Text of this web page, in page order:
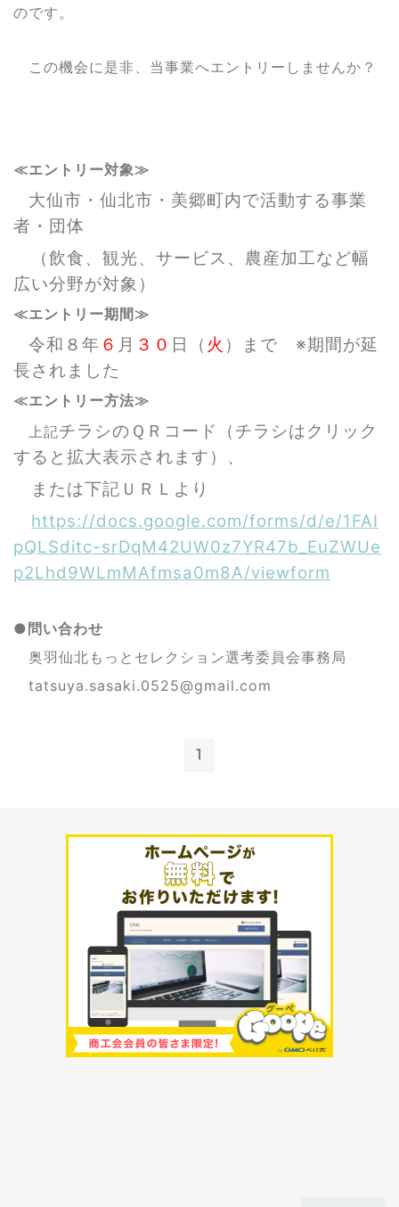
のです。
この機会に是非、当事業へエントリーしませんか？
≪エントリー対象≫
大仙市・仙北市・美郷町内で活動する事業
者・団体
（飲食、観光、サービス、農産加工など幅
広い分野が対象）
≪エントリー期間≫
令和８年 ６ 月 ３０ 日（ 火 ）まで ※期間が延
長されました
≪エントリー方法≫
上記チラシのＱＲコード（チラシはクリック
すると拡大表示されます）、
または下記ＵＲＬより
https://docs.google.com/forms/d/e/1FAI
pQLSditc-srDqM42UW0z7YR47b_EuZWUe
p2Lhd9WLmMAfmsa0m8A/viewform
●問い合わせ
奥羽仙北もっとセレクション選考委員会事務局
tatsuya.sasaki.0525@gmail.com
1